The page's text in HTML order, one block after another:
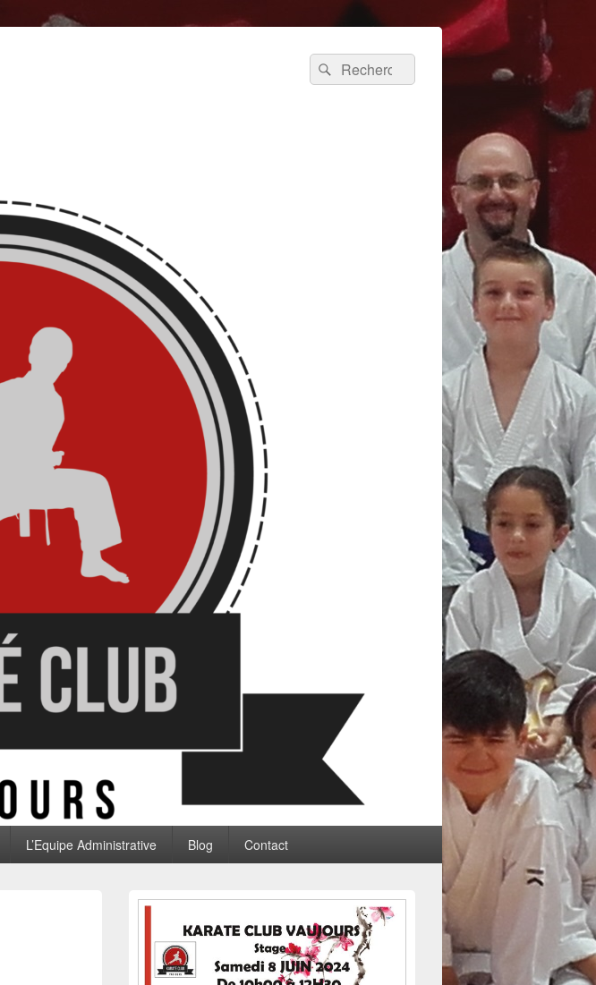
Recherche :
Rechercher
L’Equipe Administrative Blog Contact
Zone
widget